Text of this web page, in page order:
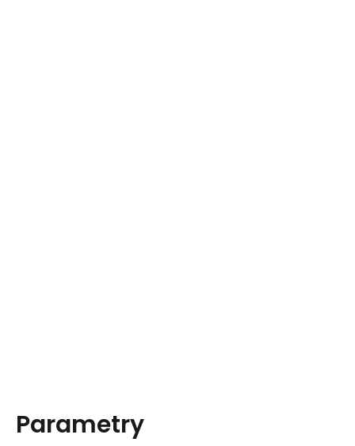
Parametry